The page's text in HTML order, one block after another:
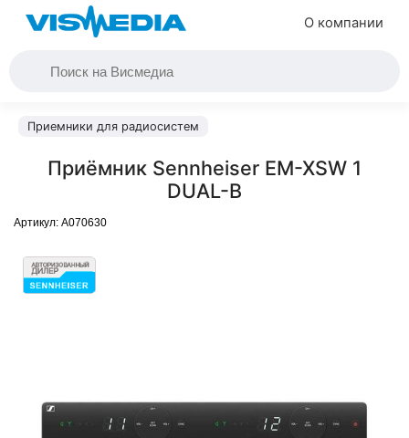
О компании
Приемники для радиосистем
Приёмник Sennheiser EM-XSW 1
DUAL-B
Артикул: A070630